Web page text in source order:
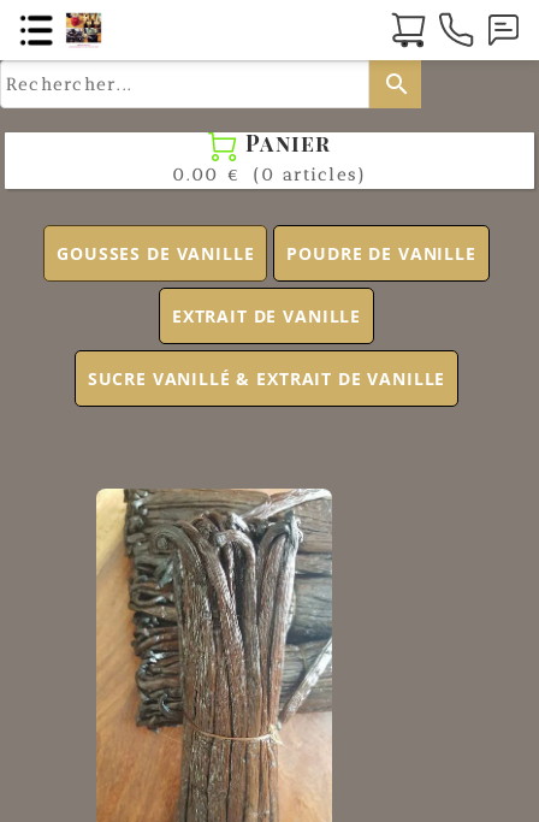
search
 Panier
0.00 € (0 articles)
GOUSSES DE VANILLE POUDRE DE VANILLE
EXTRAIT DE VANILLE
SUCRE VANILLÉ & EXTRAIT DE VANILLE